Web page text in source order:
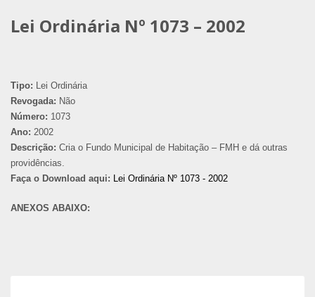
Lei Ordinária Nº 1073 – 2002
Tipo: Lei Ordinária
Revogada: Não
Número: 1073
Ano: 2002
Descrição: Cria o Fundo Municipal de Habitação – FMH e dá outras
providências.
Faça o Download aqui: Lei Ordinária Nº 1073 - 2002
ANEXOS ABAIXO: